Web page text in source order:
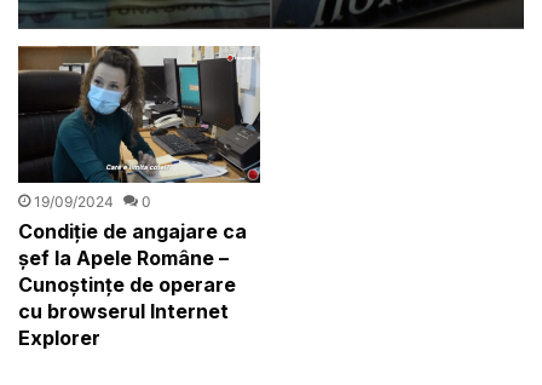
adevărat românești
19/09/2024 0
Condiție de angajare ca
șef la Apele Române –
Cunoștințe de operare
cu browserul Internet
Explorer